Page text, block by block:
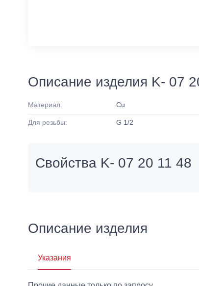
Описание изделия K- 07
Материал: Cu
Для резьбы: G 1/2
Свойства K- 07 20 11 48
Описание изделия
Указания